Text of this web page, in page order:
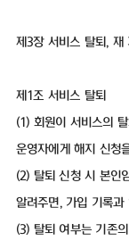
제3장 서비스 탈퇴, 재
제1조 서비스 탈퇴
(1) 회원이 서비스의
운영자에게 해지 신청
(2) 탈퇴 신청 시 본인
알려주면, 가입 기록
(3) 탈퇴 여부는 기존